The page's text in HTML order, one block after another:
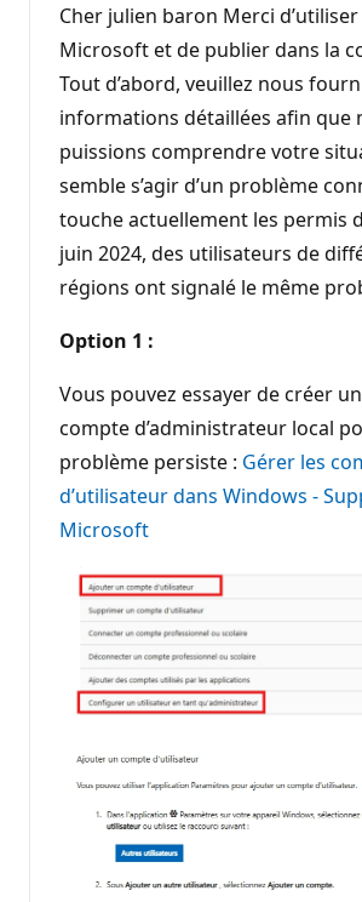
Cher julien baron Merci
Microsoft et de publier dans la
Tout d’abord, veuillez nous
informations détaillées afin que
puissions comprendre votre
semble s’agir d’un problème
touche actuellement les permis
juin 2024, des utilisateurs de
régions ont signalé le même
Option 1 :
Vous pouvez essayer de créer
compte d’administrateur local
problème persiste : Gérer les
d’utilisateur dans Windows -
Microsoft